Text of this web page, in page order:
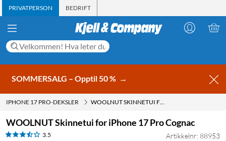
PRIVATPERSON BEDRIFT
SOMMERSALG – Opptil 50 % →
IPHONE 17 PRO-DEKSLER WOOLNUT SKINNETUI FOR IPHONE 17 PRO COGNAC
WOOLNUT Skinnetui for iPhone 17 Pro Cognac
3.5 Artikkelnr: 88953